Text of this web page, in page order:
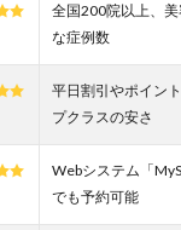
全国200院以上、
な症例数
平日割引やポイン
プクラスの安さ
Webシステム「
でも予約可能